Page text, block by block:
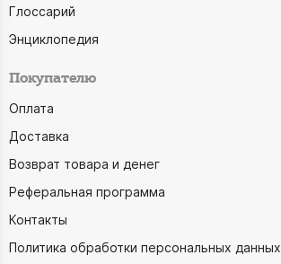
Глоссарий
Энциклопедия
Покупателю
Оплата
Доставка
Возврат товара и денег
Реферальная программа
Контакты
Политика обработки персональных данных